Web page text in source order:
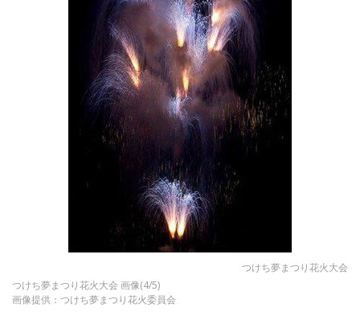
つけち夢まつり花火大会
つけち夢まつり花火大会 画像(4/5)
画像提供：つけち夢まつり花火委員会